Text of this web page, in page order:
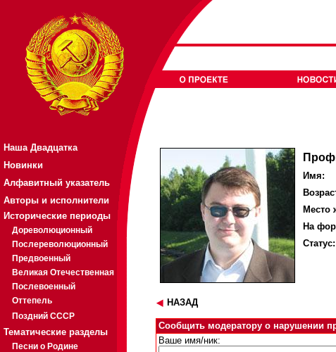
Наша Двадцатка
Новинки
Алфавитный указатель
Авторы и исполнители
Исторические периоды
Дореволюционный
Послереволюционный
Предвоенный
Великая Отечественная
Послевоенный
Оттепель
Поздний СССР
Тематические разделы
Песни о Родине
Имя:
Место
На
Статус:
НАЗАД
Сообщить модератору о нарушении
Ваше имя/ник: